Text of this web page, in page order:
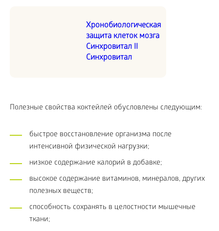
Хронобиологическая
защита клеток мозга
Синхровитал II
Синхровитал
Полезные свойства коктейлей обусловлены следующим:
быстрое восстановление организма после
интенсивной физической нагрузки;
низкое содержание калорий в добавке;
высокое содержание витаминов, минералов, других
полезных веществ;
способность сохранять в целостности мышечные
ткани;